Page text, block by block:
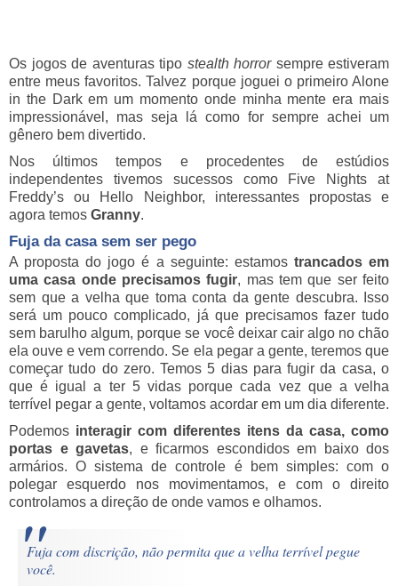
Os jogos de aventuras tipo stealth horrorsempre estiveram
entre meus favoritos. Talvez porque joguei o primeiro Alone
in the Dark em um momento onde minha mente era mais
impressionável, mas seja lá como for sempre achei um
gênero bem divertido.
Nos últimos tempos e procedentes de estúdios
independentes tivemos sucessos como Five Nights at
Freddy’s ou Hello Neighbor, interessantes propostas e
agora temos Granny.
Fuja da casa sem ser pego
A proposta do jogo é a seguinte: estamos trancados em
uma casa onde precisamos fugir, mas tem que ser feito
sem que a velha que toma conta da gente descubra. Isso
será um pouco complicado, já que precisamos fazer tudo
sem barulho algum, porque se você deixar cair algo no chão
ela ouve e vem correndo. Se ela pegar a gente, teremos que
começar tudo do zero. Temos 5 dias para fugir da casa, o
que é igual a ter 5 vidas porque cada vez que a velha
terrível pegar a gente, voltamos acordar em um dia diferente.
Podemos interagir com diferentes itens da casa, como
portas e gavetas, e ficarmos escondidos em baixo dos
armários. O sistema de controle é bem simples: com o
polegar esquerdo nos movimentamos, e com o direito
controlamos a direção de onde vamos e olhamos.
Fuja com discrição, não permita que a velha terrível pegue
você.